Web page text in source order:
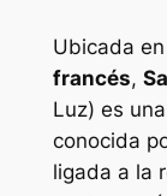
Ubicada
francés,
Luz) es
conocida
ligada a la